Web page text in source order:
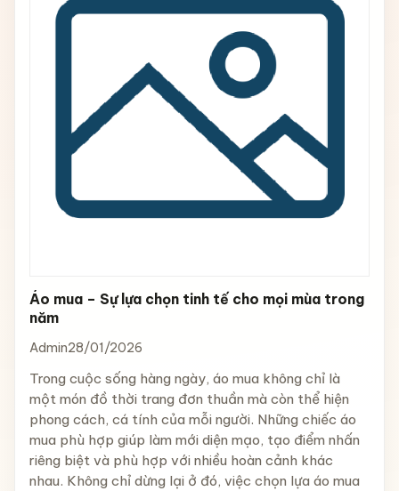
Áo mua – Sự lựa chọn tinh tế cho mọi mùa trong
năm
Admin28/01/2026
Trong cuộc sống hàng ngày, áo mua không chỉ là
một món đồ thời trang đơn thuần mà còn thể hiện
phong cách, cá tính của mỗi người. Những chiếc áo
mua phù hợp giúp làm mới diện mạo, tạo điểm nhấn
riêng biệt và phù hợp với nhiều hoàn cảnh khác
nhau. Không chỉ dừng lại ở đó, việc chọn lựa áo mua